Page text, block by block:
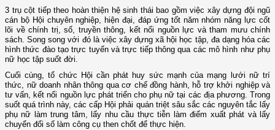
3 trụ cột tiếp theo hoàn thiện hệ sinh thái bao gồm việc xây dựng đội ngũ
cán bộ Hội chuyên nghiệp, hiện đại, đáp ứng tốt năm nhóm năng lực cốt
lõi về chính trị, số, truyền thông, kết nối nguồn lực và tham mưu chính
sách. Song song với đó là việc xây dựng xã hội học tập, đa dạng hóa các
hình thức đào tạo trực tuyến và trực tiếp thông qua các mô hình như phụ
nữ học tập suốt đời.
Cuối cùng, tổ chức Hội cần phát huy sức mạnh của mạng lưới nữ trí
thức, nữ doanh nhân thông qua cơ chế đồng hành, hỗ trợ khởi nghiệp và
tư vấn, kết nối nguồn lực phát triển cho phụ nữ tại các địa phương. Trong
suốt quá trình này, các cấp Hội phải quán triệt sâu sắc các nguyên tắc lấy
phụ nữ làm trung tâm, lấy nhu cầu thực tiễn làm điểm xuất phát và lấy
chuyển đổi số làm công cụ then chốt để thực hiện.